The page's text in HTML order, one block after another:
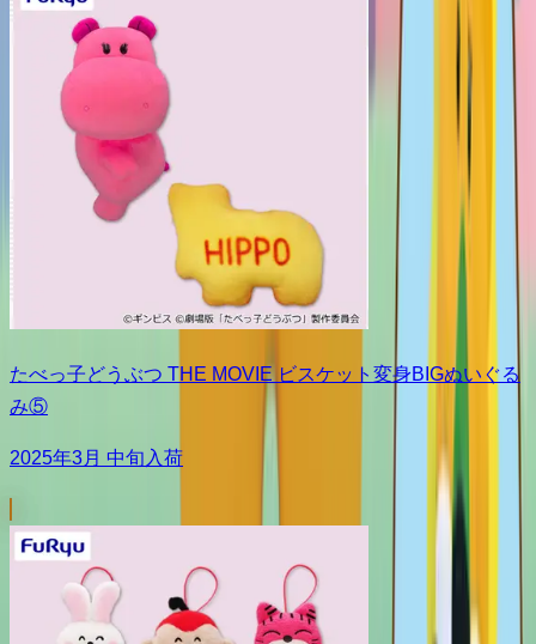
たべっ子どうぶつ THE MOVIE ビスケット変身BIGぬいぐる
み⑤
2025年3月 中旬入荷